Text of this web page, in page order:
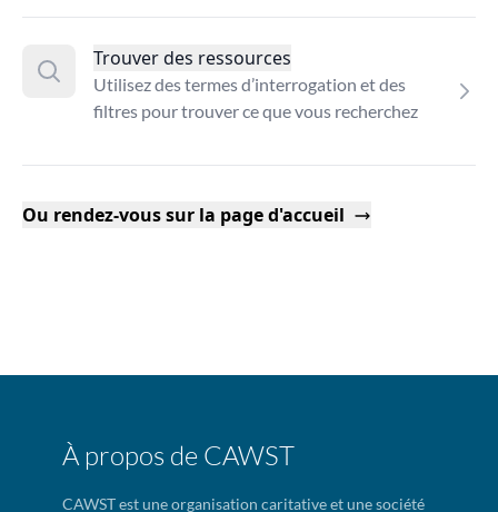
Trouver des ressources
Utilisez des termes d’interrogation et des
filtres pour trouver ce que vous recherchez
Ou rendez-vous sur la page d'accueil
À propos de CAWST
CAWST est une organisation caritative et une société